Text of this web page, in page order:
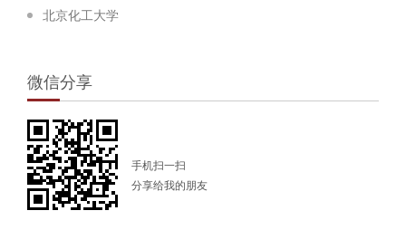
北京化工大学
微信分享
手机扫一扫
分享给我的朋友